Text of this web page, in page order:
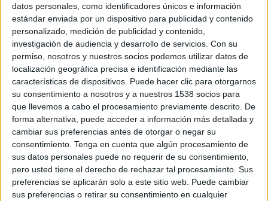
datos personales, como identificadores únicos e información
estándar enviada por un dispositivo para publicidad y contenido
personalizado, medición de publicidad y contenido,
investigación de audiencia y desarrollo de servicios. Con su
permiso, nosotros y nuestros socios podemos utilizar datos de
localización geográfica precisa e identificación mediante las
características de dispositivos. Puede hacer clic para otorgarnos
su consentimiento a nosotros y a nuestros 1538 socios para
que llevemos a cabo el procesamiento previamente descrito. De
forma alternativa, puede acceder a información más detallada y
cambiar sus preferencias antes de otorgar o negar su
consentimiento. Tenga en cuenta que algún procesamiento de
sus datos personales puede no requerir de su consentimiento,
pero usted tiene el derecho de rechazar tal procesamiento. Sus
preferencias se aplicarán solo a este sitio web. Puede cambiar
sus preferencias o retirar su consentimiento en cualquier
Martes, 26/04/2022
03:00
Liga Nacional Guatemala
Torneo Clausura
Comunicaciones FC
CSD Solola
Fanatiz (Ver en directo)
Domingo, 17/04/2022
19:00
Liga Nacional Guatemala
Torneo Clausura
CSD Solola
Deportivo Guastatoya